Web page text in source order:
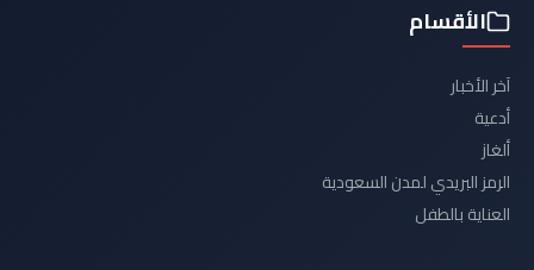
الأقسام
آخر الأخبار
أدعية
ألغاز
الرمز البريدي لمدن السعودية
العناية بالطفل